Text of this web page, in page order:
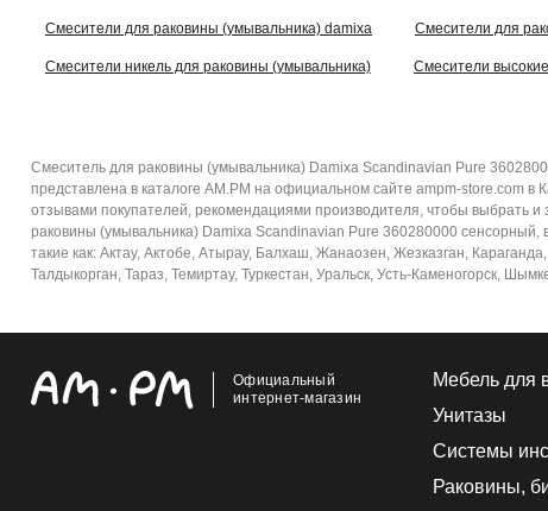
Смесители для раковины (умывальника) damixa Смесители для
Смесители никель для раковины (умывальника) Смесители
Смеситель для раковины (умывальника) Damixa Scandinavian Pure
представлена в каталоге AM.PM на официальном сайте ampm-store.com
отзывами покупателей, рекомендациями производителя, чтобы выбрать и
раковины (умывальника) Damixa Scandinavian Pure 360280000 сенсорный,
такие как: Актау, Актобе, Атырау, Балхаш, Жанаозен, Жезказган,
Талдыкорган, Тараз, Темиртау, Туркестан, Уральск, Усть-Каменогорск,
Официальный
интернет-магазин
Мебель для
Унитазы
Системы
Раковины,